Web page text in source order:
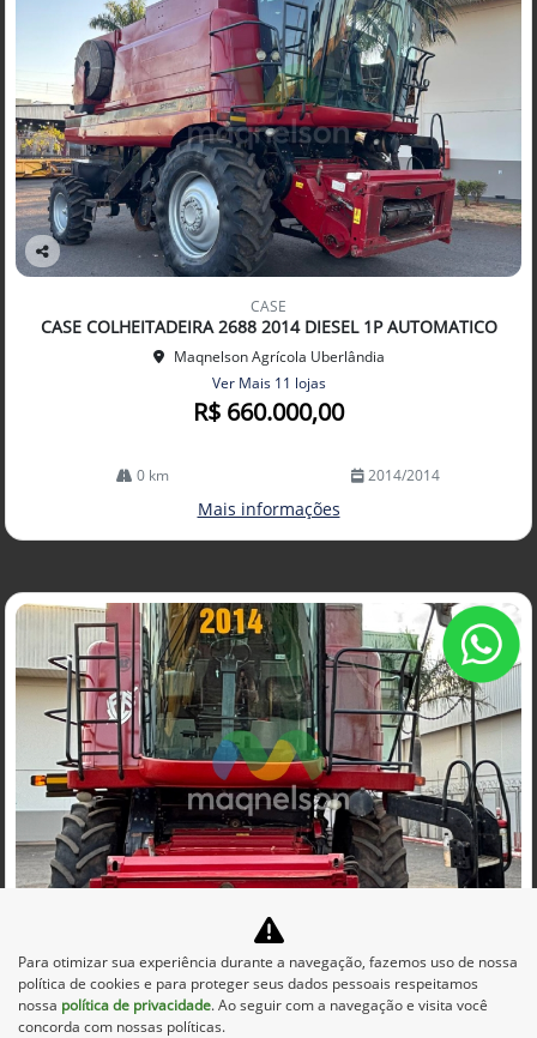
Co
arti
lhe
CASE
CASE COLHEITADEIRA 2688 2014 DIESEL 1P AUTOMATICO
Maqnelson Agrícola Uberlândia
Ver Mais 11 lojas
R$ 660.000,00
0 km 2014/2014
Mais informações
mp
arti
lhe
CASE
CASE COLHEITADEIRA 2688 2014 DIESEL 1P AUTOMATICO
Maqnelson Agrícola Uberlândia
Para otimizar sua experiência durante a navegação, fazemos uso de nossa
política de cookies e para proteger seus dados pessoais respeitamos
nossa política de privacidade. Ao seguir com a navegação e visita você
concorda com nossas políticas.